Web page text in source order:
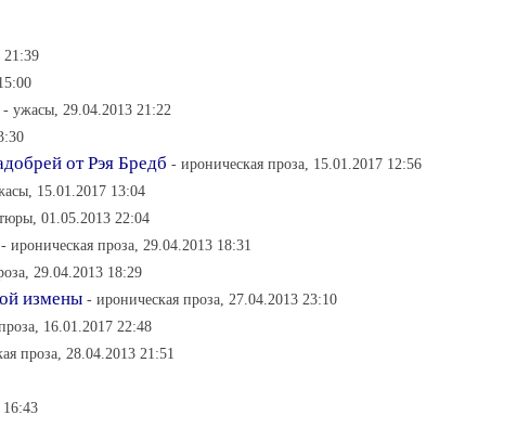
- ужасы, 29.04.2013 21:22
от Рэя Бредб - ироническая проза, 15.01.2017 12:56
15.01.2017 13:04
01.05.2013 22:04
- ироническая проза, 29.04.2013 18:31
29.04.2013 18:29
измены - ироническая проза, 27.04.2013 23:10
16.01.2017 22:48
проза, 28.04.2013 21:51
16:43